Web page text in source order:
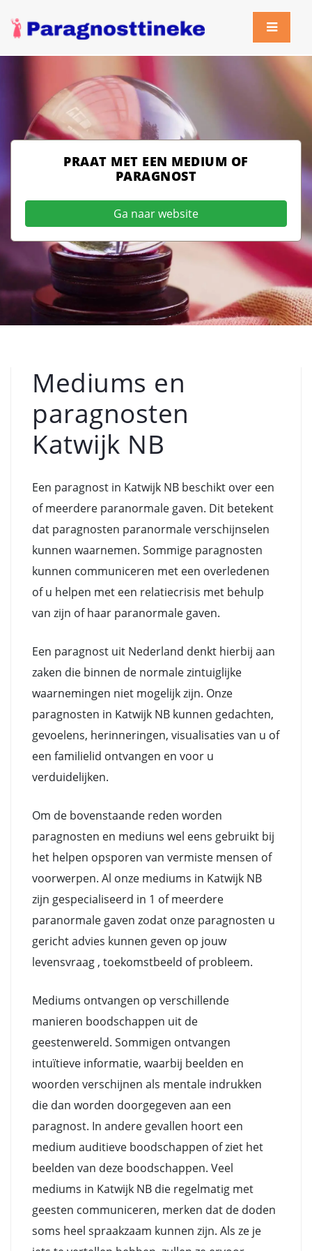
PRAAT MET EEN MEDIUM OF
PARAGNOST
Ga naar website
Mediums en
paragnosten
Katwijk NB
Een paragnost in Katwijk NB beschikt over een
of meerdere paranormale gaven. Dit betekent
dat paragnosten paranormale verschijnselen
kunnen waarnemen. Sommige paragnosten
kunnen communiceren met een overledenen
of u helpen met een relatiecrisis met behulp
van zijn of haar paranormale gaven.
Een paragnost uit Nederland denkt hierbij aan
zaken die binnen de normale zintuiglijke
waarnemingen niet mogelijk zijn. Onze
paragnosten in Katwijk NB kunnen gedachten,
gevoelens, herinneringen, visualisaties van u of
een familielid ontvangen en voor u
verduidelijken.
Om de bovenstaande reden worden
paragnosten en mediuns wel eens gebruikt bij
het helpen opsporen van vermiste mensen of
voorwerpen. Al onze mediums in Katwijk NB
zijn gespecialiseerd in 1 of meerdere
paranormale gaven zodat onze paragnosten u
gericht advies kunnen geven op jouw
levensvraag , toekomstbeeld of probleem.
Mediums ontvangen op verschillende
manieren boodschappen uit de
geestenwereld. Sommigen ontvangen
intuïtieve informatie, waarbij beelden en
woorden verschijnen als mentale indrukken
die dan worden doorgegeven aan een
paragnost. In andere gevallen hoort een
medium auditieve boodschappen of ziet het
beelden van deze boodschappen. Veel
mediums in Katwijk NB die regelmatig met
geesten communiceren, merken dat de doden
soms heel spraakzaam kunnen zijn. Als ze je